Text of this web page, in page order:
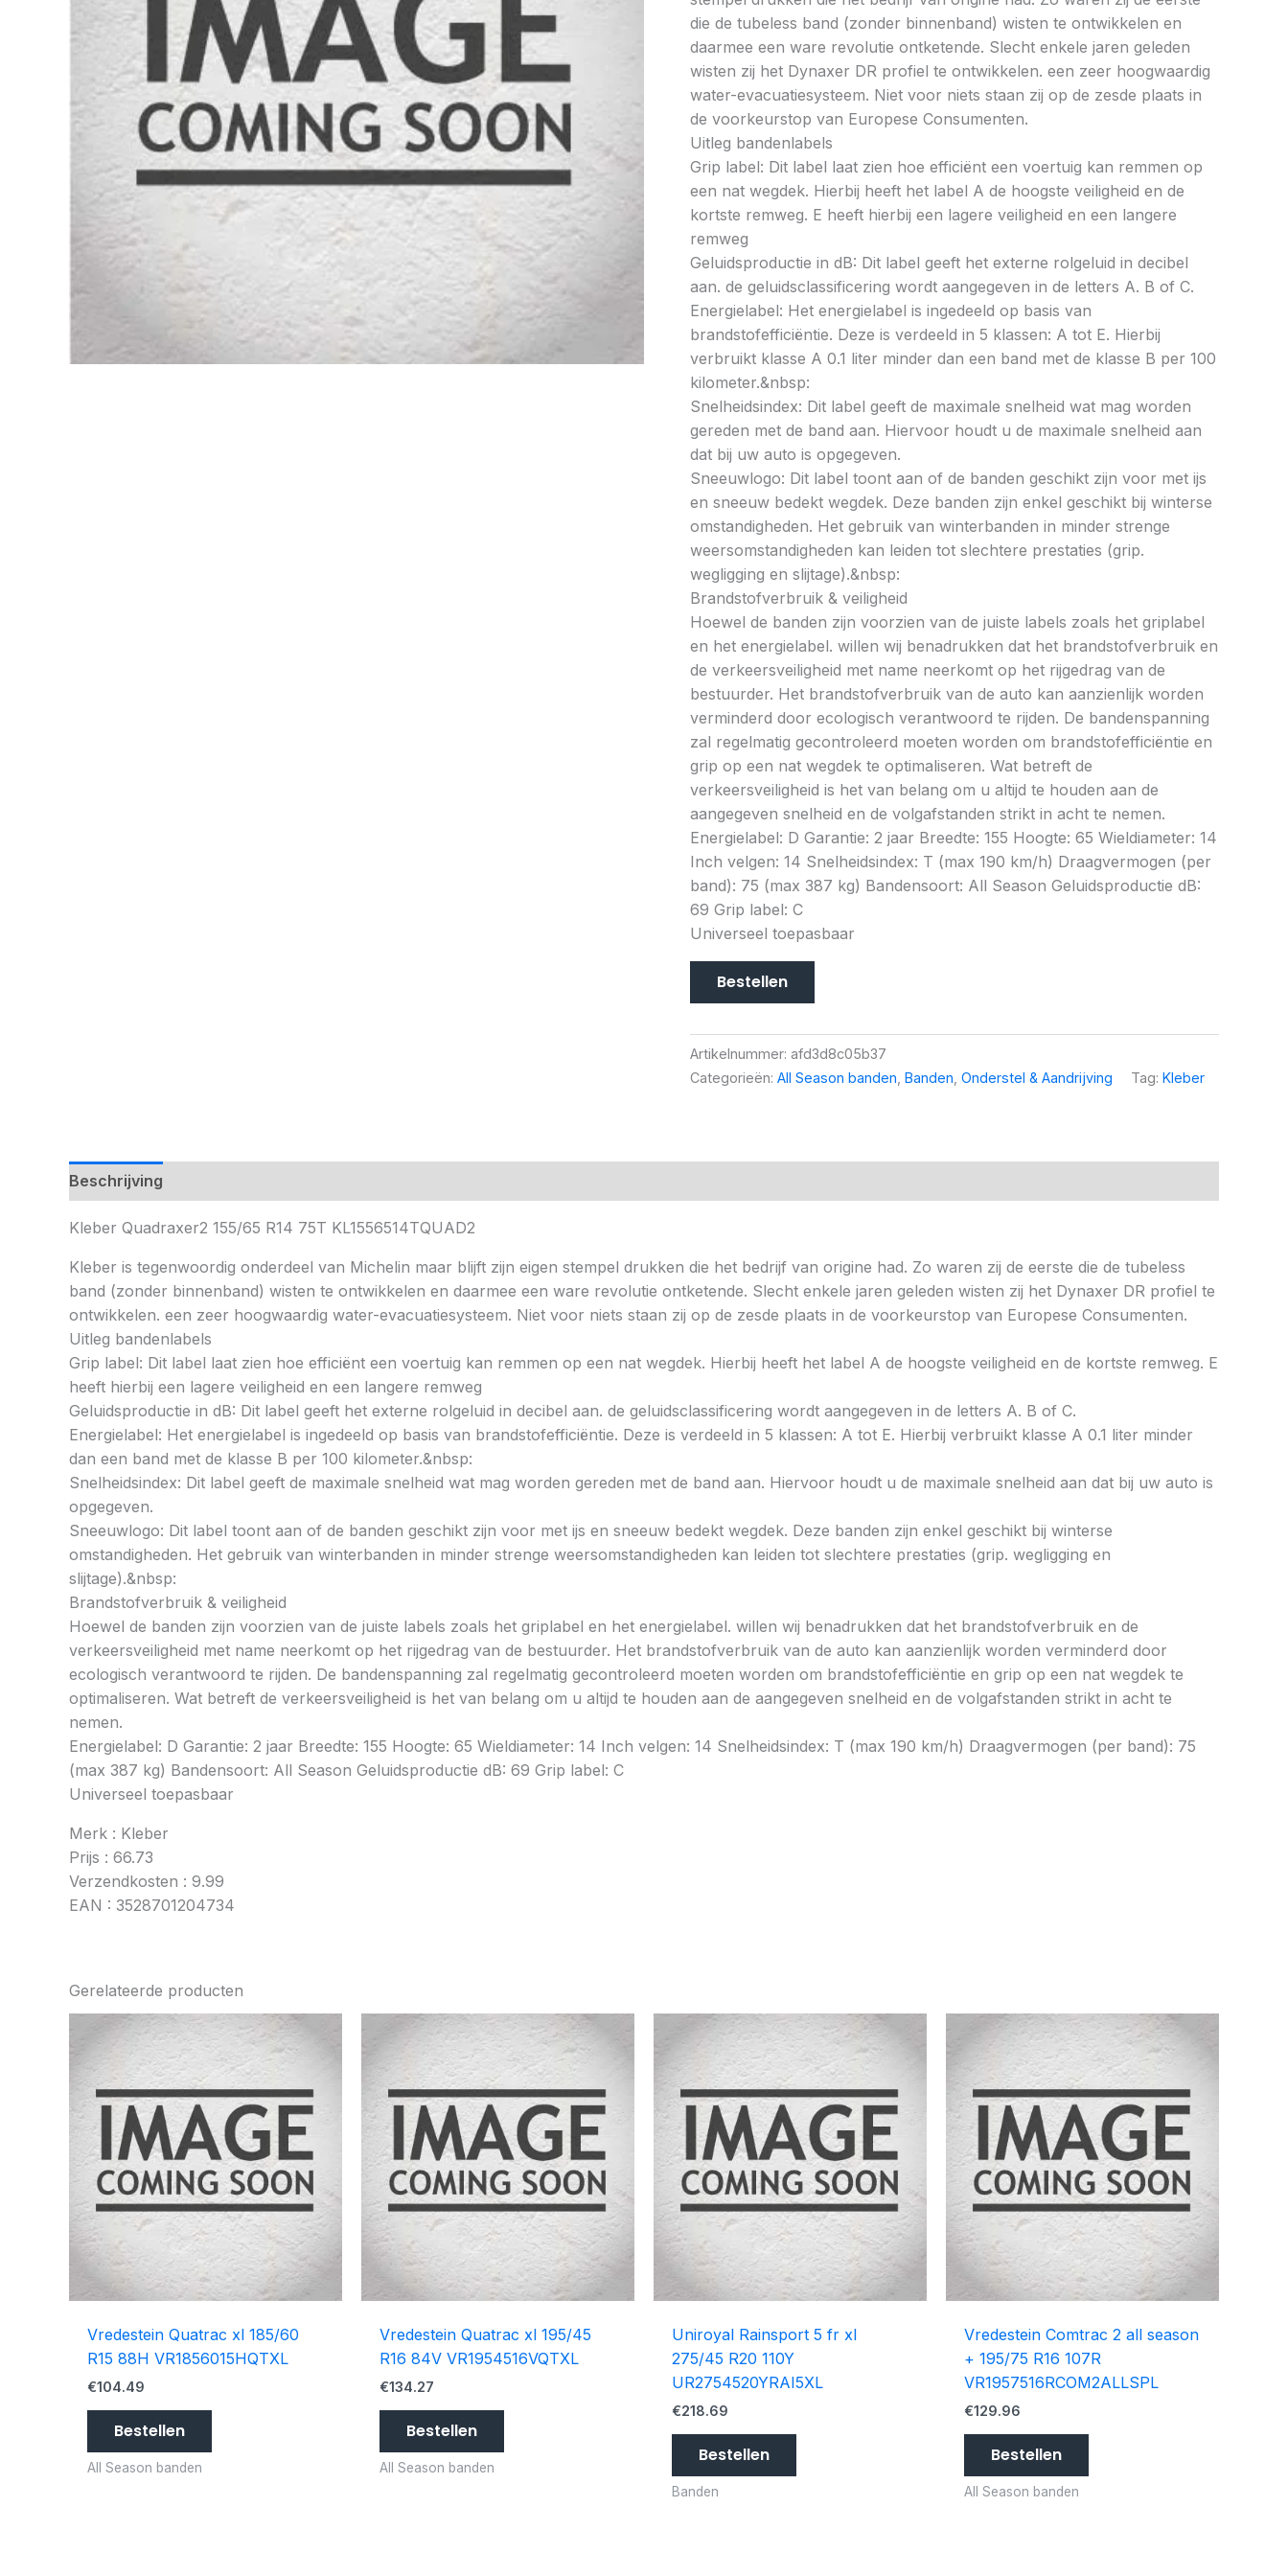
die de tubeless band (zonder binnenband) wisten te ontwikkelen en
daarmee een ware revolutie ontketende. Slecht enkele jaren geleden
wisten zij het Dynaxer DR profiel te ontwikkelen. een zeer hoogwaardig
water-evacuatiesysteem. Niet voor niets staan zij op de zesde plaats in
de voorkeurstop van Europese Consumenten.
Uitleg bandenlabels
Grip label: Dit label laat zien hoe efficiënt een voertuig kan remmen op
een nat wegdek. Hierbij heeft het label A de hoogste veiligheid en de
kortste remweg. E heeft hierbij een lagere veiligheid en een langere
remweg
Geluidsproductie in dB: Dit label geeft het externe rolgeluid in decibel
aan. de geluidsclassificering wordt aangegeven in de letters A. B of C.
Energielabel: Het energielabel is ingedeeld op basis van
brandstofefficiëntie. Deze is verdeeld in 5 klassen: A tot E. Hierbij
verbruikt klasse A 0.1 liter minder dan een band met de klasse B per 100
kilometer.&nbsp:
Snelheidsindex: Dit label geeft de maximale snelheid wat mag worden
gereden met de band aan. Hiervoor houdt u de maximale snelheid aan
dat bij uw auto is opgegeven.
Sneeuwlogo: Dit label toont aan of de banden geschikt zijn voor met ijs
en sneeuw bedekt wegdek. Deze banden zijn enkel geschikt bij winterse
omstandigheden. Het gebruik van winterbanden in minder strenge
weersomstandigheden kan leiden tot slechtere prestaties (grip.
wegligging en slijtage).&nbsp:
Brandstofverbruik & veiligheid
Hoewel de banden zijn voorzien van de juiste labels zoals het griplabel
en het energielabel. willen wij benadrukken dat het brandstofverbruik en
de verkeersveiligheid met name neerkomt op het rijgedrag van de
bestuurder. Het brandstofverbruik van de auto kan aanzienlijk worden
verminderd door ecologisch verantwoord te rijden. De bandenspanning
zal regelmatig gecontroleerd moeten worden om brandstofefficiëntie en
grip op een nat wegdek te optimaliseren. Wat betreft de
verkeersveiligheid is het van belang om u altijd te houden aan de
aangegeven snelheid en de volgafstanden strikt in acht te nemen.
Energielabel: D Garantie: 2 jaar Breedte: 155 Hoogte: 65 Wieldiameter: 14
Inch velgen: 14 Snelheidsindex: T (max 190 km/h) Draagvermogen (per
band): 75 (max 387 kg) Bandensoort: All Season Geluidsproductie dB:
69 Grip label: C
Universeel toepasbaar
Bestellen
Artikelnummer: afd3d8c05b37
Categorieën: All Season banden Banden Onderstel & Aandrijving Tag: Kleber
Beschrijving
Kleber Quadraxer2 155/65 R14 75T KL1556514TQUAD2
Kleber is tegenwoordig onderdeel van Michelin maar blijft zijn eigen stempel drukken die het bedrijf van origine had. Zo waren zij de eerste die de tubeless
band (zonder binnenband) wisten te ontwikkelen en daarmee een ware revolutie ontketende. Slecht enkele jaren geleden wisten zij het Dynaxer DR profiel te
ontwikkelen. een zeer hoogwaardig water-evacuatiesysteem. Niet voor niets staan zij op de zesde plaats in de voorkeurstop van Europese Consumenten.
Uitleg bandenlabels
Grip label: Dit label laat zien hoe efficiënt een voertuig kan remmen op een nat wegdek. Hierbij heeft het label A de hoogste veiligheid en de kortste remweg. E
heeft hierbij een lagere veiligheid en een langere remweg
Geluidsproductie in dB: Dit label geeft het externe rolgeluid in decibel aan. de geluidsclassificering wordt aangegeven in de letters A. B of C.
Energielabel: Het energielabel is ingedeeld op basis van brandstofefficiëntie. Deze is verdeeld in 5 klassen: A tot E. Hierbij verbruikt klasse A 0.1 liter minder
dan een band met de klasse B per 100 kilometer.&nbsp:
Snelheidsindex: Dit label geeft de maximale snelheid wat mag worden gereden met de band aan. Hiervoor houdt u de maximale snelheid aan dat bij uw auto is
opgegeven.
Sneeuwlogo: Dit label toont aan of de banden geschikt zijn voor met ijs en sneeuw bedekt wegdek. Deze banden zijn enkel geschikt bij winterse
omstandigheden. Het gebruik van winterbanden in minder strenge weersomstandigheden kan leiden tot slechtere prestaties (grip. wegligging en
slijtage).&nbsp:
Brandstofverbruik & veiligheid
Hoewel de banden zijn voorzien van de juiste labels zoals het griplabel en het energielabel. willen wij benadrukken dat het brandstofverbruik en de
verkeersveiligheid met name neerkomt op het rijgedrag van de bestuurder. Het brandstofverbruik van de auto kan aanzienlijk worden verminderd door
ecologisch verantwoord te rijden. De bandenspanning zal regelmatig gecontroleerd moeten worden om brandstofefficiëntie en grip op een nat wegdek te
optimaliseren. Wat betreft de verkeersveiligheid is het van belang om u altijd te houden aan de aangegeven snelheid en de volgafstanden strikt in acht te
nemen.
Energielabel: D Garantie: 2 jaar Breedte: 155 Hoogte: 65 Wieldiameter: 14 Inch velgen: 14 Snelheidsindex: T (max 190 km/h) Draagvermogen (per band): 75
(max 387 kg) Bandensoort: All Season Geluidsproductie dB: 69 Grip label: C
Universeel toepasbaar
Merk : Kleber
Prijs : 66.73
Verzendkosten : 9.99
EAN : 3528701204734
Gerelateerde producten
Vredestein Quatrac xl 185/60
R15 88H VR1856015HQTXL
€104.49
Bestellen
All Season banden
Vredestein Quatrac xl 195/45
R16 84V VR1954516VQTXL
€134.27
Bestellen
All Season banden
Uniroyal Rainsport 5 fr xl
275/45 R20 110Y
UR2754520YRAI5XL
€218.69
Bestellen
Banden
Vredestein Comtrac 2 all season
+ 195/75 R16 107R
VR1957516RCOM2ALLSPL
€129.96
Bestellen
All Season banden